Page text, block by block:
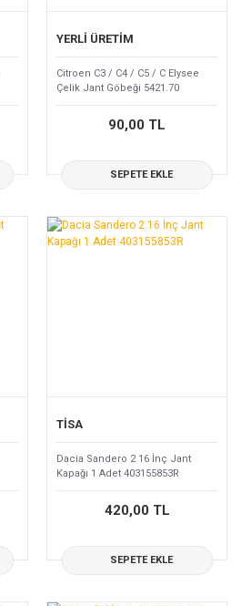
YERLİ ÜRETİM
Citroen C3 / C4 / C5 / C Elysee
Çelik Jant Göbeği 5421.70
90,00 TL
SEPETE EKLE
TİSA
Dacia Sandero 2 16 İnç Jant
Kapağı 1 Adet 403155853R
420,00 TL
SEPETE EKLE